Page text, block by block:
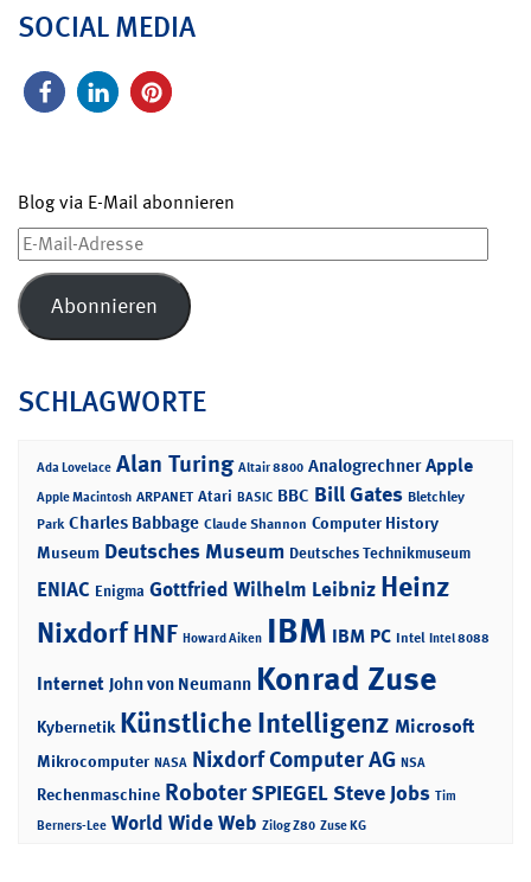
SOCIAL MEDIA
Blog via E-Mail abonnieren
E-
Mail-
Adresse
Abonnieren
SCHLAGWORTE
Ada Lovelace Alan Turing Altair 8800 Analogrechner Apple
Apple Macintosh ARPANET Atari BASIC BBC Bill Gates Bletchley
Park Charles Babbage Claude Shannon Computer History
Museum Deutsches Museum Deutsches Technikmuseum
ENIAC Enigma Gottfried Wilhelm Leibniz Heinz
NixdorfHNF Howard Aiken IBM IBM PC Intel Intel 8088
Internet John von Neumann Konrad Zuse
Kybernetik Künstliche Intelligenz Microsoft
Mikrocomputer NASA Nixdorf Computer AG NSA
Rechenmaschine RoboterSPIEGELSteve Jobs Tim
Berners-Lee World Wide Web Zilog Z80 Zuse KG